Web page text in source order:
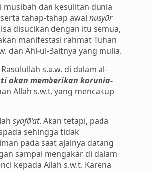
dan kesulitan dunia
tahap-tahap awal nusyūr
disucikan dengan itu semua,
manifestasi rahmat Tuhan
dan Ahl-ul-Baitnya yang mulia.
s.a.w. di dalam al-
akan memberikan karunia-
Allah s.w.t. yang mencakup
syafā‘at. Akan tetapi, pada
sehingga tidak
pada saat ajalnya datang
sampai mengakar di dalam
kepada Allah s.w.t. Karena